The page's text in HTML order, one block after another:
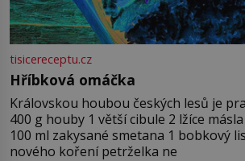
tisicereceptu.cz
Hříbková omáčka
Královskou houbou českých lesů je pravý
400 g houby 1 větší cibule 2 lžíce
100 ml zakysané smetana 1 bobkový
nového koření petrželka ne